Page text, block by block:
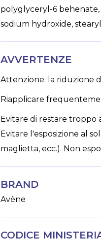
polyglyceryl-6 behenate,
sodium hydroxide,
AVVERTENZE
Attenzione: la riduzione
Riapplicare
Evitare di restare troppo
Evitare l'esposizione al
maglietta, ecc.). Non
BRAND
Avène
CODICE